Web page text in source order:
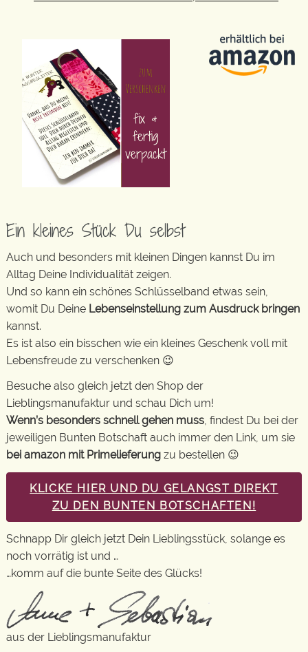
Ein kleines Stück Du selbst
Auch und besonders mit kleinen Dingen kannst Du im
Alltag Deine Individualität zeigen.
Und so kann ein schönes Schlüsselband etwas sein,
womit Du Deine Lebenseinstellung zum Ausdruck bringen
kannst.
Es ist also ein bisschen wie ein kleines Geschenk voll mit
Lebensfreude zu verschenken 😉
Besuche also gleich jetzt den Shop der
Lieblingsmanufaktur und schau Dich um!
Wenn’s besonders schnell gehen muss, findest Du bei der
jeweiligen Bunten Botschaft auch immer den Link, um sie
bei amazon mit Primelieferung zu bestellen 😉
KLICKE HIER UND DU GELANGST DIREKT
ZU DEN BUNTEN BOTSCHAFTEN!
Schnapp Dir gleich jetzt Dein Lieblingsstück, solange es
noch vorrätig ist und …
…komm auf die bunte Seite des Glücks!
aus der Lieblingsmanufaktur